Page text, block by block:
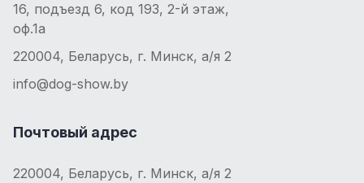
16, подъезд 6, код 193, 2-й этаж,
оф.1а
220004, Беларусь, г. Минск, а/я 2
info@dog-show.by
Почтовый адрес
220004, Беларусь, г. Минск, а/я 2